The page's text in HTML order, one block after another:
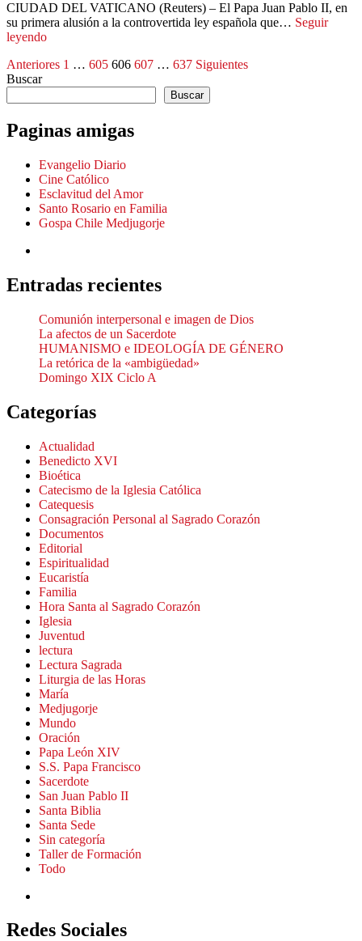
CIUDAD DEL VATICANO (Reuters) – El Papa Juan Pablo II, en
su primera alusión a la controvertida ley española que… Seguir
leyendo
Paginación
de
entradas
Anteriores 1 … 605 606 607 … 637 Siguientes
Buscar
Buscar
Paginas amigas
Evangelio Diario
Cine Católico
Esclavitud del Amor
Santo Rosario en Familia
Gospa Chile Medjugorje
Entradas recientes
Comunión interpersonal e imagen de Dios
La afectos de un Sacerdote
HUMANISMO e IDEOLOGÍA DE GÉNERO
La retórica de la «ambigüedad»
Domingo XIX Ciclo A
Categorías
Actualidad
Benedicto XVI
Bioética
Catecismo de la Iglesia Católica
Catequesis
Consagración Personal al Sagrado Corazón
Documentos
Editorial
Espiritualidad
Eucaristía
Familia
Hora Santa al Sagrado Corazón
Iglesia
Juventud
lectura
Lectura Sagrada
Liturgia de las Horas
María
Medjugorje
Mundo
Oración
Papa León XIV
S.S. Papa Francisco
Sacerdote
San Juan Pablo II
Santa Biblia
Santa Sede
Sin categoría
Taller de Formación
Todo
Redes Sociales